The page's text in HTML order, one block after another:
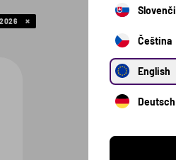
2026
Čeština
English
Deutsch